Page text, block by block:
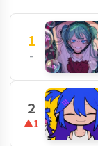
1
-
2
▲1